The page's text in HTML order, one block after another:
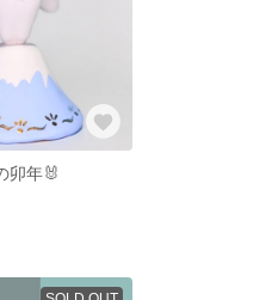
卯年🐰